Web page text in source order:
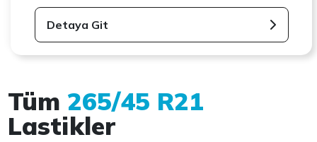
Detaya Git
Tüm 265/45 R21
Lastikler